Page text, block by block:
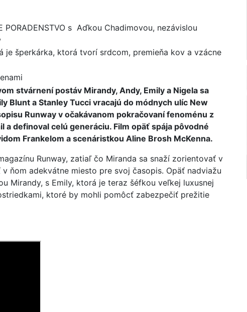
PORADENSTVO s Aďkou Chadimovou, nezávislou
je šperkárka, ktorá tvorí srdcom, premieňa kov a vzácne
stvárnení postáv Mirandy, Andy, Emily a Nigela sa
Blunt a Stanley Tucci vracajú do módnych ulíc New
Runway v očakávanom pokračovaní fenoménu z
a definoval celú generáciu. Film opäť spája pôvodné
Frankelom a scenáristkou Aline Brosh McKenna.
Runway, zatiaľ čo Miranda sa snaží zorientovať v
ňom adekvátne miesto pre svoj časopis. Opäť nadviažu
Mirandy, s Emily, ktorá je teraz šéfkou veľkej luxusnej
ktoré by mohli pomôcť zabezpečiť prežitie